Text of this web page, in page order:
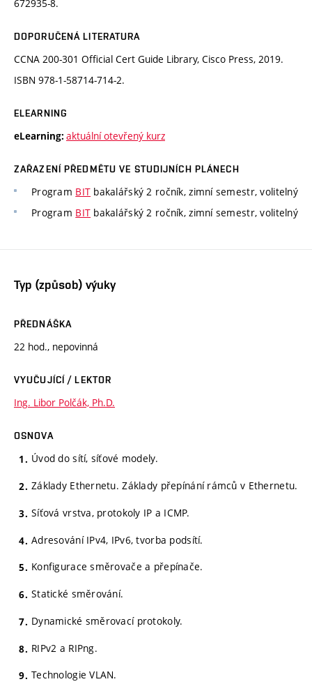
672935-8.
DOPORUČENÁ LITERATURA
CCNA 200-301 Official Cert Guide Library, Cisco Press, 2019.
ISBN 978-1-58714-714-2.
ELEARNING
eLearning: aktuální otevřený kurz
ZAŘAZENÍ PŘEDMĚTU VE STUDIJNÍCH PLÁNECH
Program BIT bakalářský 2 ročník, zimní semestr, volitelný
Program BIT bakalářský 2 ročník, zimní semestr, volitelný
Typ (způsob) výuky
PŘEDNÁŠKA
22 hod., nepovinná
VYUČUJÍCÍ / LEKTOR
Ing. Libor Polčák, Ph.D.
OSNOVA
Úvod do sítí, síťové modely.
Základy Ethernetu. Základy přepínání rámců v Ethernetu.
Síťová vrstva, protokoly IP a ICMP.
Adresování IPv4, IPv6, tvorba podsítí.
Konfigurace směrovače a přepínače.
Statické směrování.
Dynamické směrovací protokoly.
RIPv2 a RIPng.
Technologie VLAN.